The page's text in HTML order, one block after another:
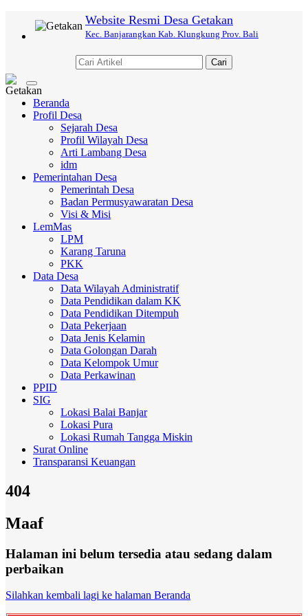
Website Resmi Desa Getakan
Kec. Banjarangkan Kab. Klungkung Prov. Bali
Cari
Toggle
navigation
Beranda
Profil Desa
Sejarah Desa
Profil Wilayah Desa
Arti Lambang Desa
idm
Pemerintahan Desa
Pemerintah Desa
Badan Permusyawaratan Desa
Visi & Misi
LemMas
LPM
Karang Taruna
PKK
Data Desa
Data Wilayah Administratif
Data Pendidikan dalam KK
Data Pendidikan Ditempuh
Data Pekerjaan
Data Jenis Kelamin
Data Golongan Darah
Data Kelompok Umur
Data Perkawinan
PPID
SIG
Lokasi Balai Banjar
Lokasi Pura
Lokasi Rumah Tangga Miskin
Surat Online
Transparansi Keuangan
404
Maaf
Halaman ini belum tersedia atau sedang dalam
perbaikan
Silahkan kembali lagi ke halaman Beranda